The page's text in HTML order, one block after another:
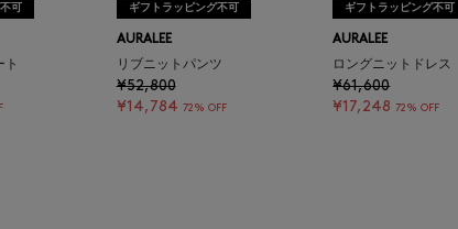
可
ト
ギフトラッピング不可
AURALEE
リブニットパンツ
¥52,800
¥14,784 72% OFF
ギフトラッピング不可
AURALEE
ロングニットドレス
¥61,600
¥17,248 72% OFF